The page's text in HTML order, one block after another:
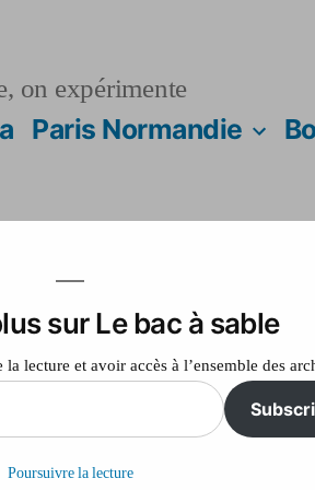
on expérimente
Paris Normandie
avec
des
sur
sur Le bac à sable
lecture et avoir accès à l’ensemble des
Poursuivre la lecture